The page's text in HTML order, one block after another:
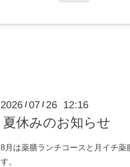
2026 /07 / 26 12:16
夏休みのお知らせ
8月は薬膳ランチコースと月イチ薬
す。